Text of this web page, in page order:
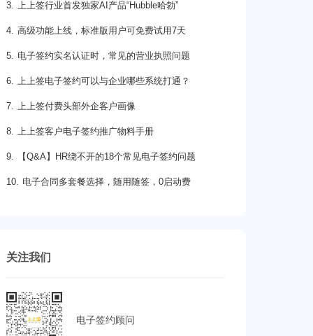
3. 上上签行业首发独家AI产品“Hubble哈勃”
4. 高级功能上线，标准版用户可免费试用7天
5. 电子签约实名认证时，常见的营业执照问题
6. 上上签电子签约可以与企业哪些系统打通？
7. 上上签付费头部外企客户画像
8. 上上签客户电子签约推广物料手册
9. 【Q&A】HR绕不开的18个常见电子签约问题
10. 电子合同多套餐选择，随用随签，0启动费
关注我们
电子签约顾问